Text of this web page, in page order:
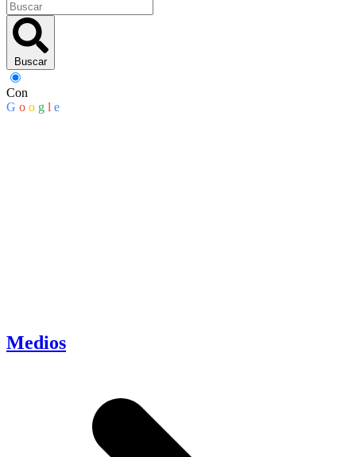
Buscar
Con
G o o g l e
Medios